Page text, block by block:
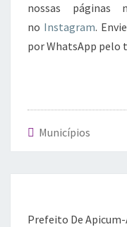
nossas páginas
no Instagram.
por WhatsApp pelo
Municípios
Prefeito De Apicum-